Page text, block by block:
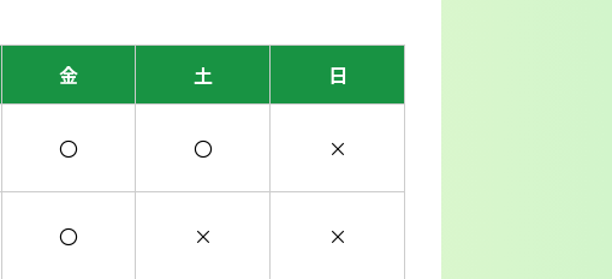
金 土 日
〇 〇 ×
〇 × ×